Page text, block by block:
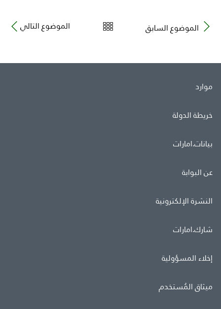
الموضوع التالي الموضوع السابق
موارد
خريطة الدولة
بيانات.امارات
عن البوابة
النشرة الإلكترونية
شارك.امارات
إخلاء المسؤولية
ميثاق المُستخدم